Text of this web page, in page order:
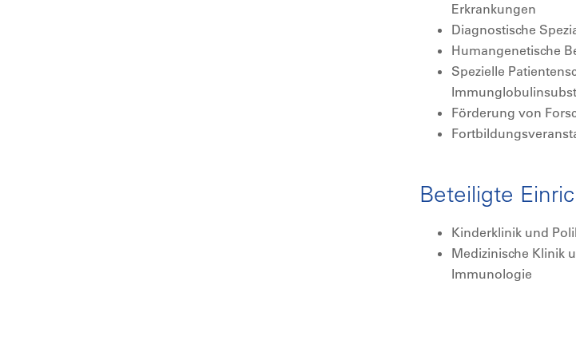
Erkrankungen
Diagnostische
Humangenetische
Spezielle
Förderung von
Beteiligte
Kinderklinik und
Medizinische Klinik
Immunologie